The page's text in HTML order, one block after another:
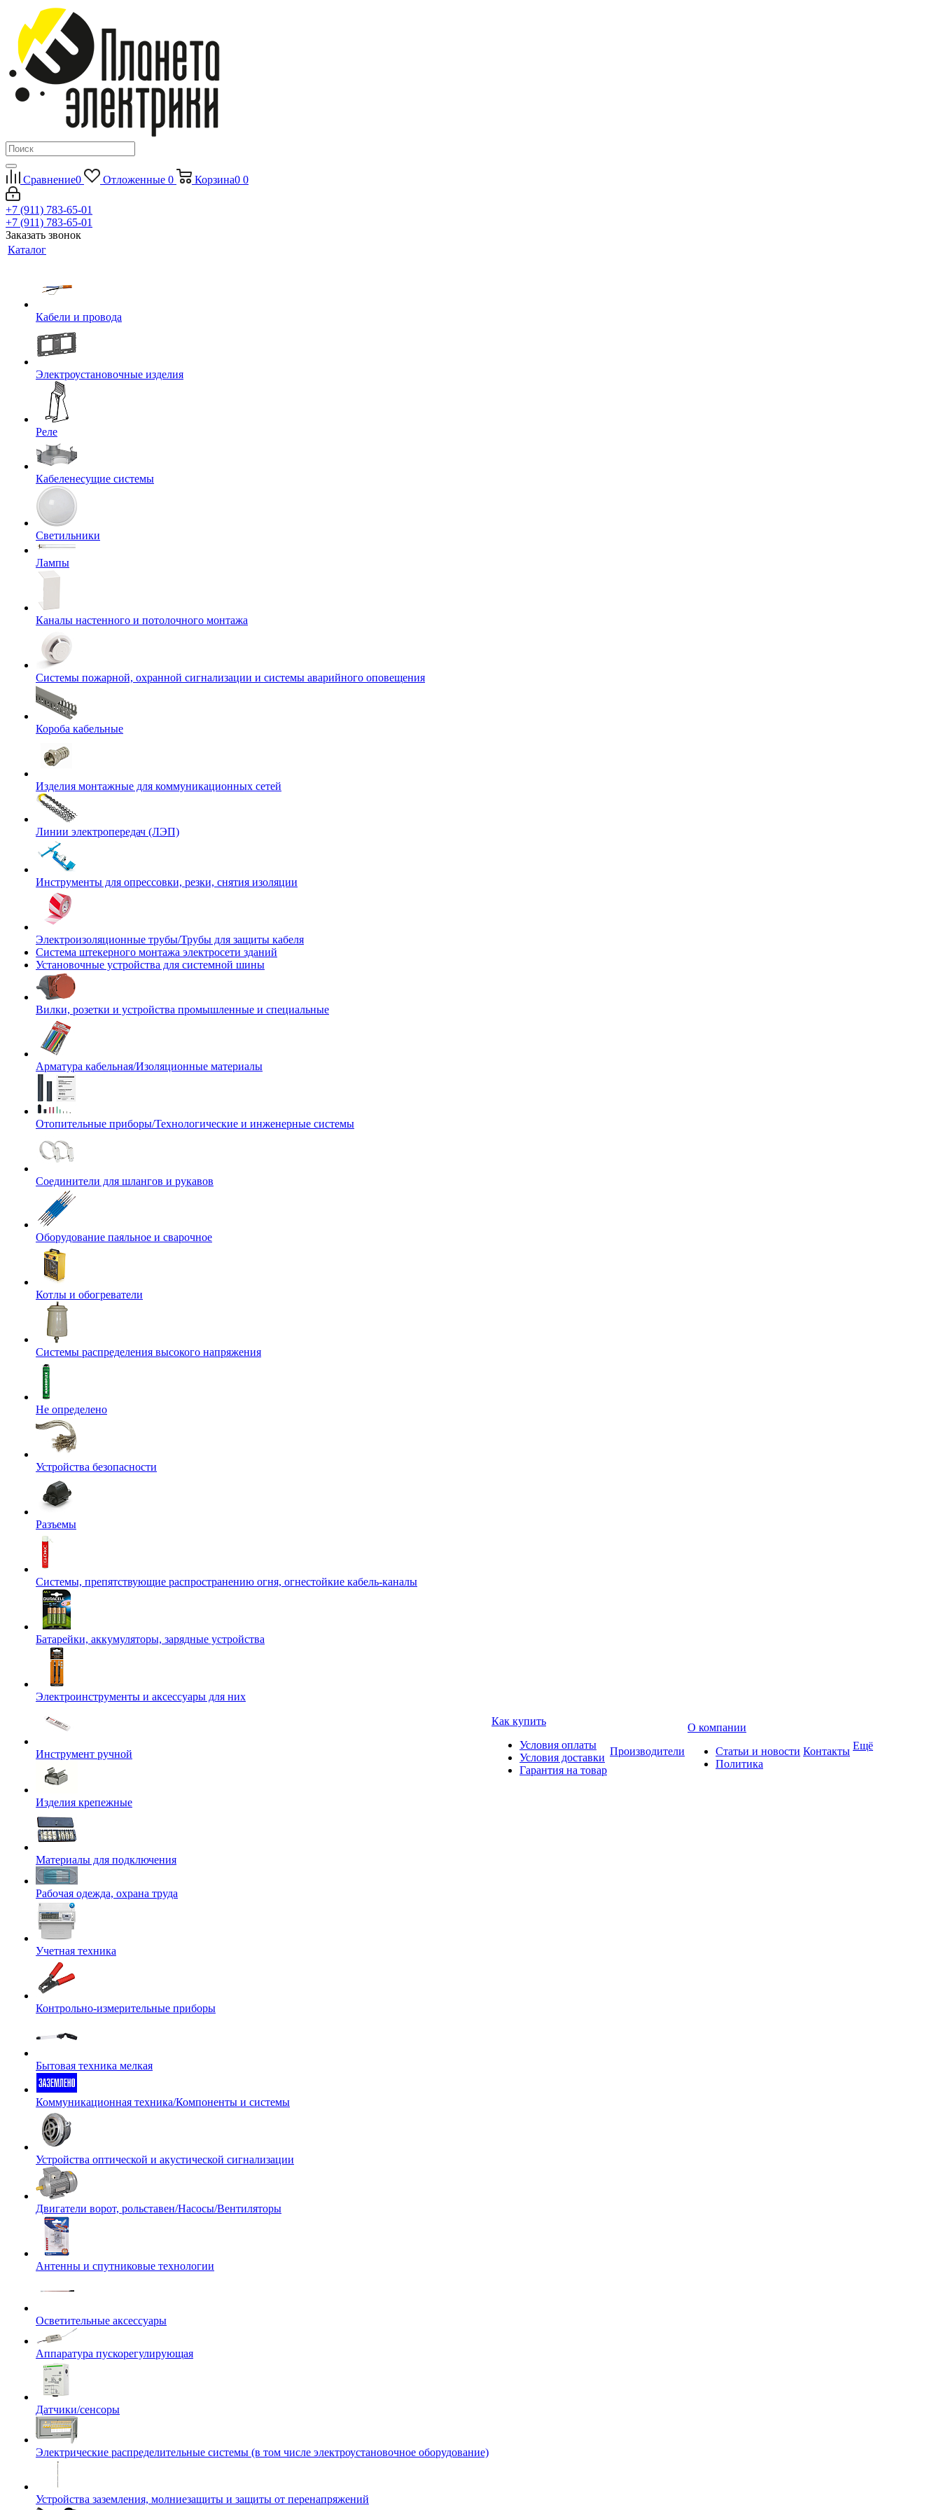
Сравнение0 Отложенные 0 Корзина0 0
+7 (911) 783-65-01
+7 (911) 783-65-01
Заказать звонок
Каталог
Кабели и провода
Электроустановочные изделия
Реле
Кабеленесущие системы
Светильники
Лампы
Каналы настенного и потолочного монтажа
Системы пожарной, охранной сигнализации и системы аварийного оповещения
Короба кабельные
Изделия монтажные для коммуникационных сетей
Линии электропередач (ЛЭП)
Инструменты для опрессовки, резки, снятия изоляции
Электроизоляционные трубы/Трубы для защиты кабеля
Система штекерного монтажа электросети зданий
Установочные устройства для системной шины
Вилки, розетки и устройства промышленные и специальные
Арматура кабельная/Изоляционные материалы
Отопительные приборы/Технологические и инженерные системы
Соединители для шлангов и рукавов
Оборудование паяльное и сварочное
Котлы и обогреватели
Системы распределения высокого напряжения
Не определено
Устройства безопасности
Разъемы
Системы, препятствующие распространению огня, огнестойкие кабель-каналы
Батарейки, аккумуляторы, зарядные устройства
Электроинструменты и аксессуары для них
Инструмент ручной
Изделия крепежные
Материалы для подключения
Рабочая одежда, охрана труда
Учетная техника
Контрольно-измерительные приборы
Бытовая техника мелкая
Коммуникационная техника/Компоненты и системы
Устройства оптической и акустической сигнализации
Двигатели ворот, рольставен/Насосы/Вентиляторы
Антенны и спутниковые технологии
Осветительные аксессуары
Аппаратура пускорегулирующая
Датчики/сенсоры
Электрические распределительные системы (в том числе электроустановочное оборудование)
Устройства заземления, молниезащиты и защиты от перенапряжений
Как купить
Условия оплаты
Условия доставки
Гарантия на товар
Производители
О компании
Статьи и новости
Политика
Контакты Ещё